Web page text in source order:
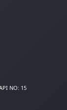
NO: 15